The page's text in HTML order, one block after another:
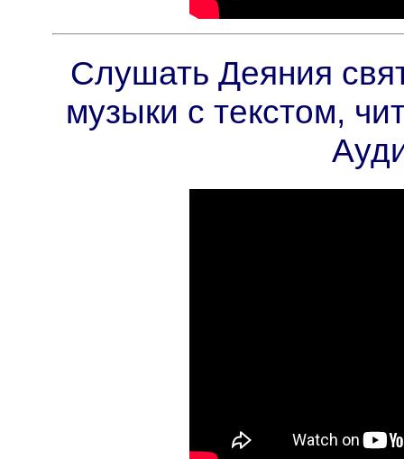
Слушать Деяния
музыки с текстом,